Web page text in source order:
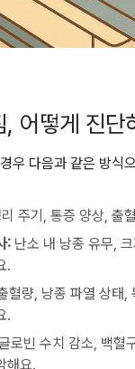
, 어떻게 진단
우 다음과 같은 방식
주기, 통증 양상, 출
: 난소 내 낭종 유무,
.
혈량, 낭종 파열 상태,
.
로빈 수치 감소, 백혈
해요.